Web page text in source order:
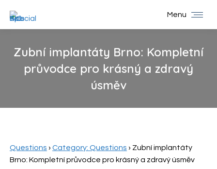
Menu
Zubní implantáty Brno: Kompletní
průvodce pro krásný a zdravý
úsměv
Questions › Category: Questions › Zubní implantáty
Brno: Kompletní průvodce pro krásný a zdravý úsměv